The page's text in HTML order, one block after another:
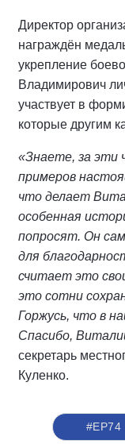
Директор
награждён
укрепление
Владимирович
участвует в
которые другим
«Знаете, за эти
примеров
что делает
особенная
попросят. Он
для
считает это
это сотни
Горжусь, что в
Спасибо,
секретарь
Куленко.
#ЕР74